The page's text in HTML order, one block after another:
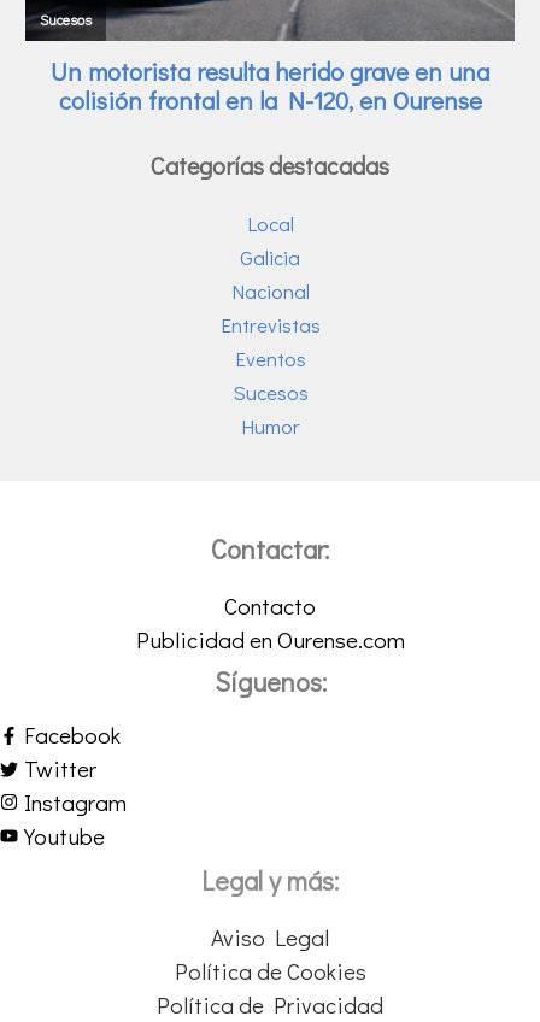
Categorías destacadas
Local
Galicia
Nacional
Entrevistas
Eventos
Sucesos
Humor
Contactar:
Contacto
Publicidad en Ourense.com
Síguenos:
Facebook
Twitter
Instagram
Youtube
Legal y más:
Aviso Legal
Política de Cookies
Política de Privacidad